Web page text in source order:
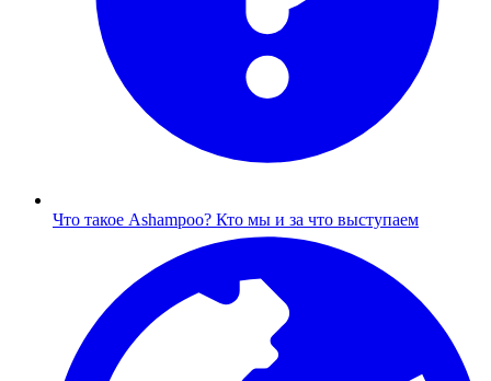
Что такое Ashampoo? Кто мы и за что выступаем